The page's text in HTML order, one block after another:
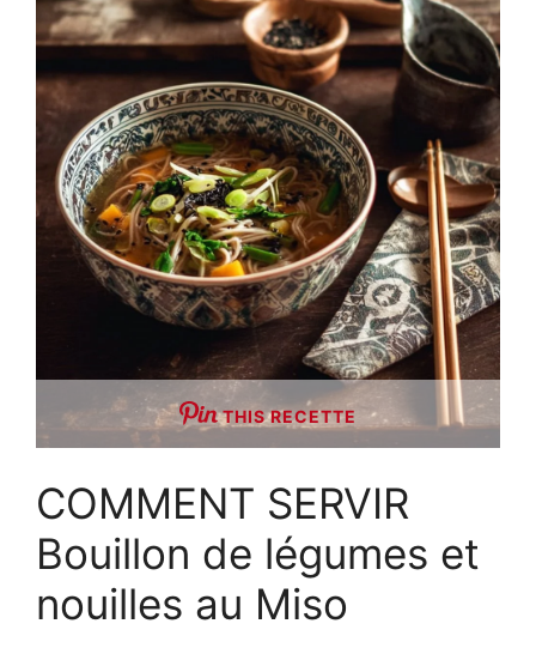
THIS RECETTE
COMMENT SERVIR
Bouillon de légumes et
nouilles au Miso